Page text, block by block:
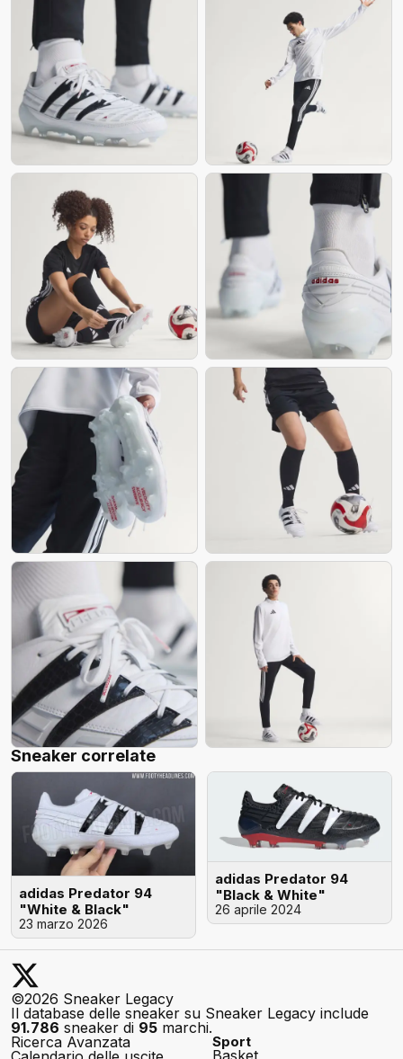
Sneaker correlate
adidas Predator 94
"White & Black"
23 marzo 2026
adidas Predator 94
"Black & White"
26 aprile 2024
©2026 Sneaker Legacy
Il database delle sneaker su Sneaker Legacy include
91.786 sneaker di 95 marchi.
Ricerca Avanzata
Sport
Basket